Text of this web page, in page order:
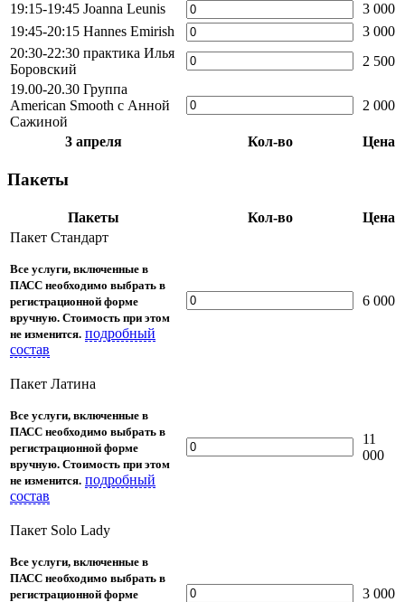
19:15-19:45 Joanna Leunis
3 000
19:45-20:15 Hannes Emirish
3 000
20:30-22:30 практика Илья
Боровский
2 500
19.00-20.30 Группа
American Smooth с Анной
Сажиной
2 000
3 апреля Кол-во Цена
Пакеты
Пакеты Кол-во
Цена
Пакет Стандарт
Все услуги, включенные в
ПАСС необходимо выбрать в
регистрационной форме
вручную. Стоимость при этом
не изменится. подробный
состав
6 000
Пакет Латина
Все услуги, включенные в
ПАСС необходимо выбрать в
регистрационной форме
вручную. Стоимость при этом
не изменится. подробный
состав
11
000
Пакет Solo Lady
Все услуги, включенные в
ПАСС необходимо выбрать в
регистрационной форме
3 000